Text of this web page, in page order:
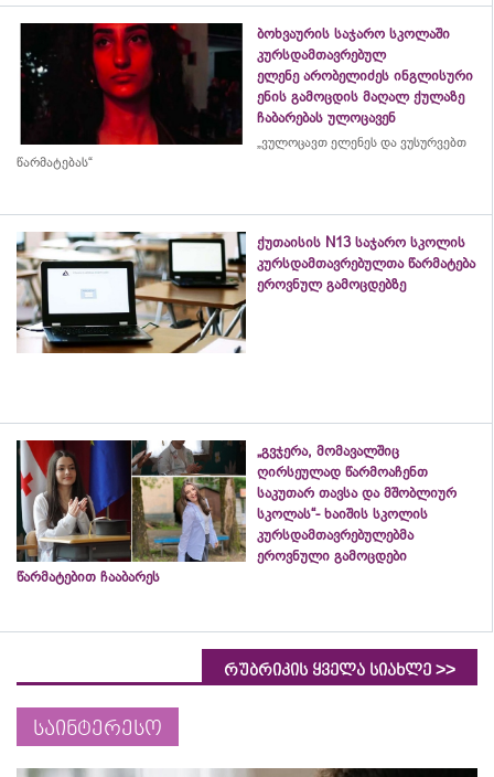
ბოხვაურის საჯარო სკოლაში
კურსდამთავრებულ
ელენე არობელიძეს ინგლისური
ენის გამოცდის მაღალ ქულაზე
ჩაბარებას ულოცავენ
„ვულოცავთ ელენეს და ვუსურვებთ
წარმატებას“
ქუთაისის N13 საჯარო სკოლის
კურსდამთავრებულთა წარმატება
ეროვნულ გამოცდებზე
„გვჯერა, მომავალშიც
ღირსეულად წარმოაჩენთ
საკუთარ თავსა და მშობლიურ
სკოლას“- ხაიშის სკოლის
კურსდამთავრებულებმა
ეროვნული გამოცდები
წარმატებით ჩააბარეს
რუბრიკის ყველა სიახლე >>
საინტერესო